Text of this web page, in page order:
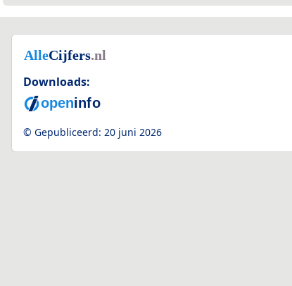
Downloads:
© Gepubliceerd: 20 juni 2026